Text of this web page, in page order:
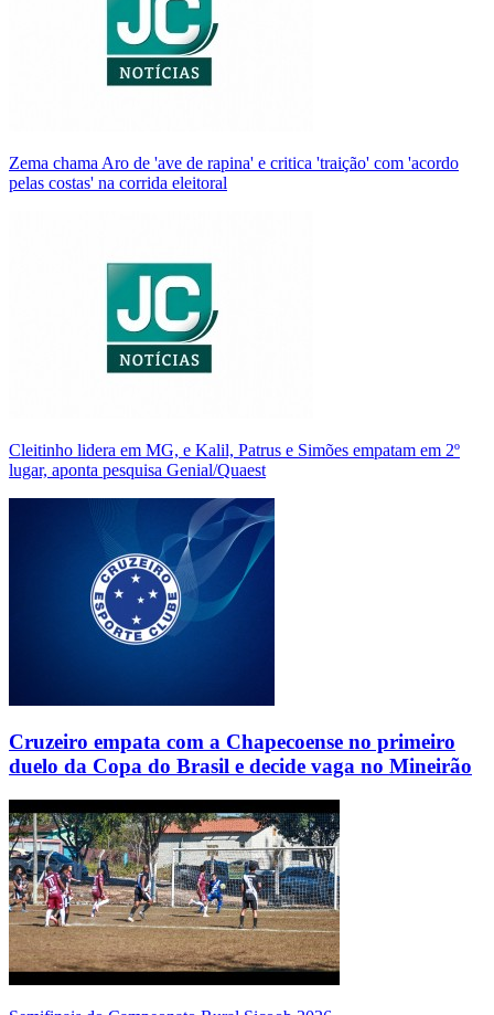
Zema chama Aro de 'ave de rapina' e critica 'traição' com 'acordo
pelas costas' na corrida eleitoral
Cleitinho lidera em MG, e Kalil, Patrus e Simões empatam em 2º
lugar, aponta pesquisa Genial/Quaest
Cruzeiro empata com a Chapecoense no primeiro
duelo da Copa do Brasil e decide vaga no Mineirão